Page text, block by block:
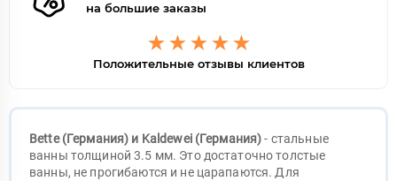
на большие заказы
Положительные отзывы клиентов
Bette (Германия) и Kaldewei (Германия)- стальные
ванны толщиной 3.5 мм. Это достаточно толстые
ванны, не прогибаются и не царапаются. Для